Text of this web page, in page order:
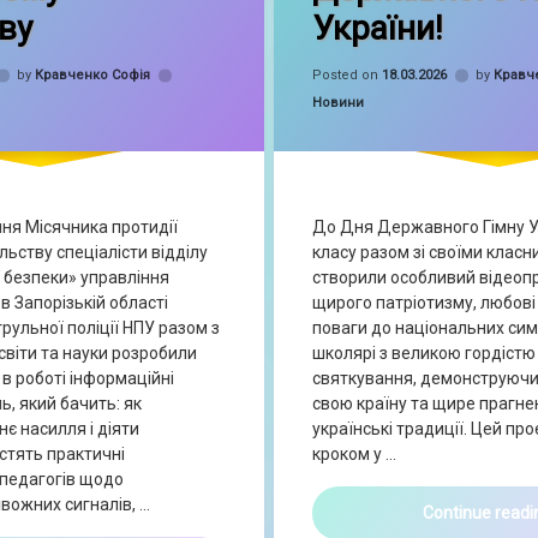
by Кравченко Софія
Місячника протидії
спеціалісти відділу
управління
Запорізькій області
поліції НПУ разом з
та науки розробили
роботі інформаційні
який бачить: як
насилля і діяти
практичні
щодо
сигналів, …
України!
Posted on 18.03.2026 by
Categories:
Новини
До Дня Державного Гімну
класу разом зі своїми
створили особливий
щирого патріотизму,
поваги до національних
школярі з великою
святкування, демонструючи
свою країну та щире
українські традиції. Цей
кроком у …
Continue